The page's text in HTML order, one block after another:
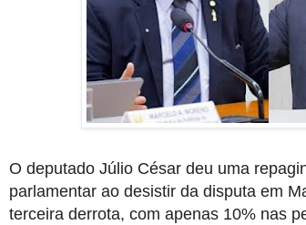
O deputado Júlio César deu uma
parlamentar ao desistir da disputa em
terceira derrota, com apenas 10% nas